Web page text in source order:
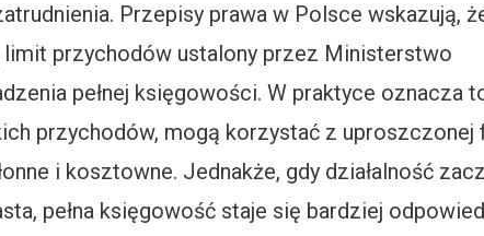
Przepisy prawa w Polsce wskazują,
przychodów ustalony przez Ministerstwo
pełnej księgowości. W praktyce oznacza
przychodów, mogą korzystać z uproszczonej
i kosztowne. Jednakże, gdy działalność
pełna księgowość staje się bardziej